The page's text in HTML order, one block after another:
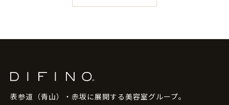
表参道（青山）・赤坂に展開する美容室グループ。